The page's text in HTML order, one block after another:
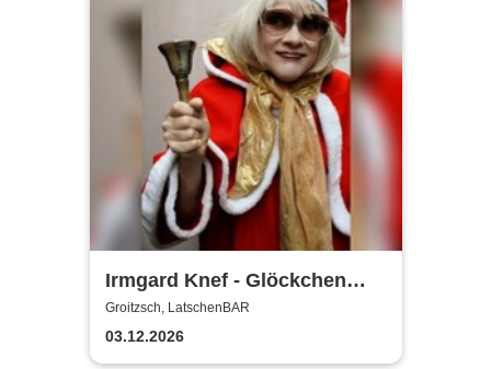
Irmgard Knef - Glöckchen
hier - Glöckchen da |
LatschenBAR
Groitzsch, LatschenBAR
03.12.2026